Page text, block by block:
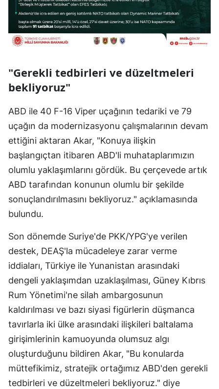
"Gerekli tedbirleri ve düzeltmeleri
bekliyoruz"
ABD ile 40 F-16 Viper uçağının tedariki ve 79
uçağın da modernizasyonu çalışmalarının devam
ettiğini aktaran Akar, "Konuya ilişkin
başlangıçtan itibaren ABD'li muhataplarımızın
olumlu yaklaşımlarını gördük. Bu çerçevede artık
ABD tarafından konunun olumlu bir şekilde
sonuçlandırılmasını bekliyoruz." açıklamasında
bulundu.
Son dönemde Suriye'de PKK/YPG'ye verilen
destek, DEAŞ'la mücadeleye zarar verme
iddiaları, Türkiye ile Yunanistan arasındaki
dengeli yaklaşımdan uzaklaşılması, Güney Kıbrıs
Rum Yönetimi'ne silah ambargosunun
kaldırılması ve bazı siyasi figürlerin düşmanca
tavırlarla iki ülke arasındaki ilişkileri baltalama
girişimlerinin kamuoyunda olumsuz algı
oluşturduğunu bildiren Akar, "Bu konularda
müttefikimiz, stratejik ortağımız ABD'den gerekli
tedbirleri ve düzeltmeleri bekliyoruz." diye